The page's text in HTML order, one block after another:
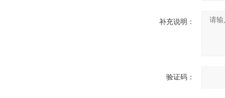
补充说明：
验证码：